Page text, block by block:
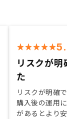
リスクが
た
リスクが明確
購入後の運用
があるとより